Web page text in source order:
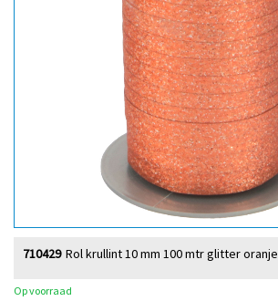
Rol krullint 10 mm 100 mtr glitter oranje
710429
Op voorraad